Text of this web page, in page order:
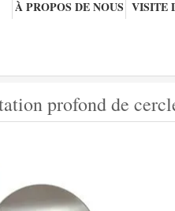
À PROPOS DE NOUS VISITE
profond de